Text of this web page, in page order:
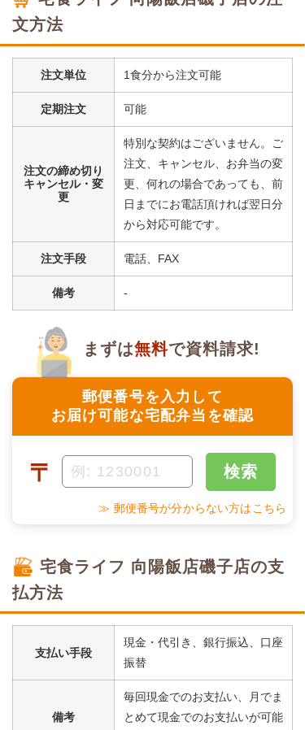
文方法
注文単位 1食分から注文可能
定期注文 可能
注文の締め切り
キャンセル・変
更
特別な契約はございません。ご
注文、キャンセル、お弁当の変
更、何れの場合であっても、前
日までにお電話頂ければ翌日分
から対応可能です。
注文手段 電話、FAX
備考 -
郵便番号を入力して
お届け可能な宅配弁当を確認
まずは無料で資料請求!
〒 検索
≫ 郵便番号が分からない方はこちら
宅食ライフ 向陽飯店磯子店の支
払方法
支払い手段
現金・代引き、銀行振込、口座
振替
備考
毎回現金でのお支払い、月でま
とめて現金でのお支払いが可能